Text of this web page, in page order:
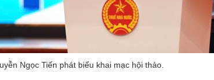
Ngọc Tiến phát biểu khai mạc hội thảo.